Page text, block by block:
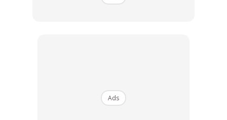
Ads